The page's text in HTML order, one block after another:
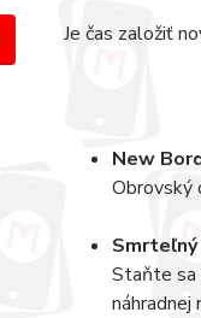
Je čas založiť
New
Obrovský
Staňte sa
náhradnej